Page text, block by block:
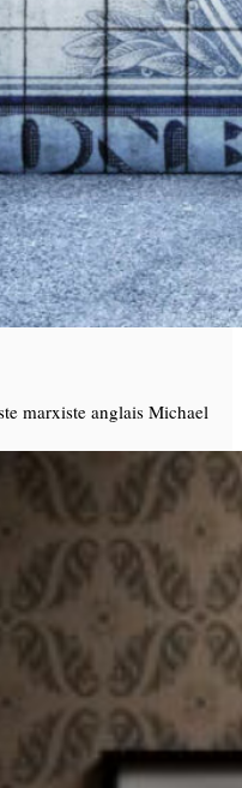
marxiste anglais Michael